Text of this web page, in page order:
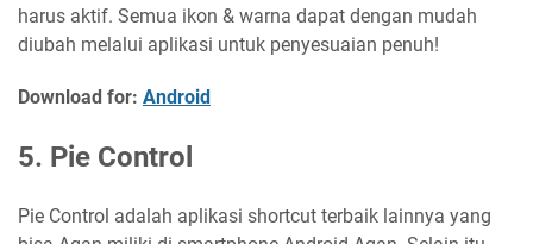
harus aktif. Semua ikon & warna dapat dengan mudah
diubah melalui aplikasi untuk penyesuaian penuh!
Download for: Android
5. Pie Control
Pie Control adalah aplikasi shortcut terbaik lainnya yang